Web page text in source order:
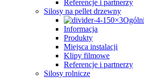
Referencje i partnerzy
Silosy na pellet drzewny
Informacja
Produkty
Miejsca instalacji
Klipy filmowe
Referencje i partnerzy
Silosy rolnicze